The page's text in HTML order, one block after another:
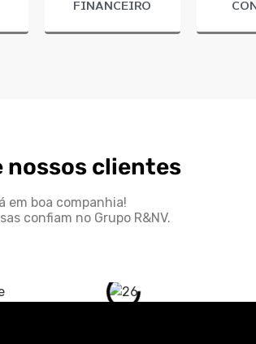
FINANCEIRO
nossos clientes
em boa companhia!
confiam no Grupo R&NV.